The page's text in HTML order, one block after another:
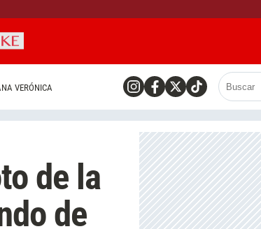
VERÓNICA
de la
de